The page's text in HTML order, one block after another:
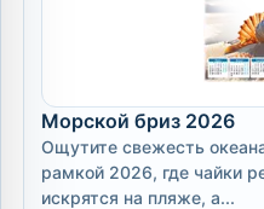
Морской бриз 2026
Ощутите свежесть
рамкой 2026, где чайки
искрятся на пляже, а...